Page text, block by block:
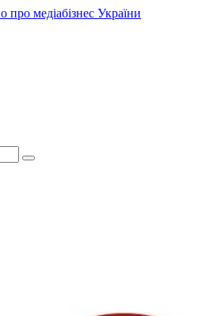
про медіабізнес України